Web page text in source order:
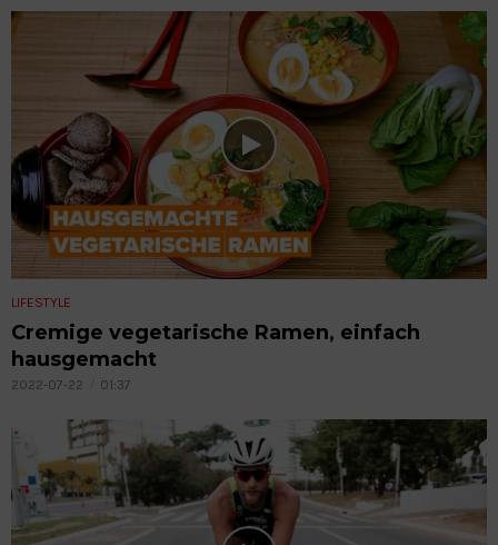
LIFESTYLE
Cremige vegetarische Ramen, einfach
hausgemacht
2022-07-22 01:37